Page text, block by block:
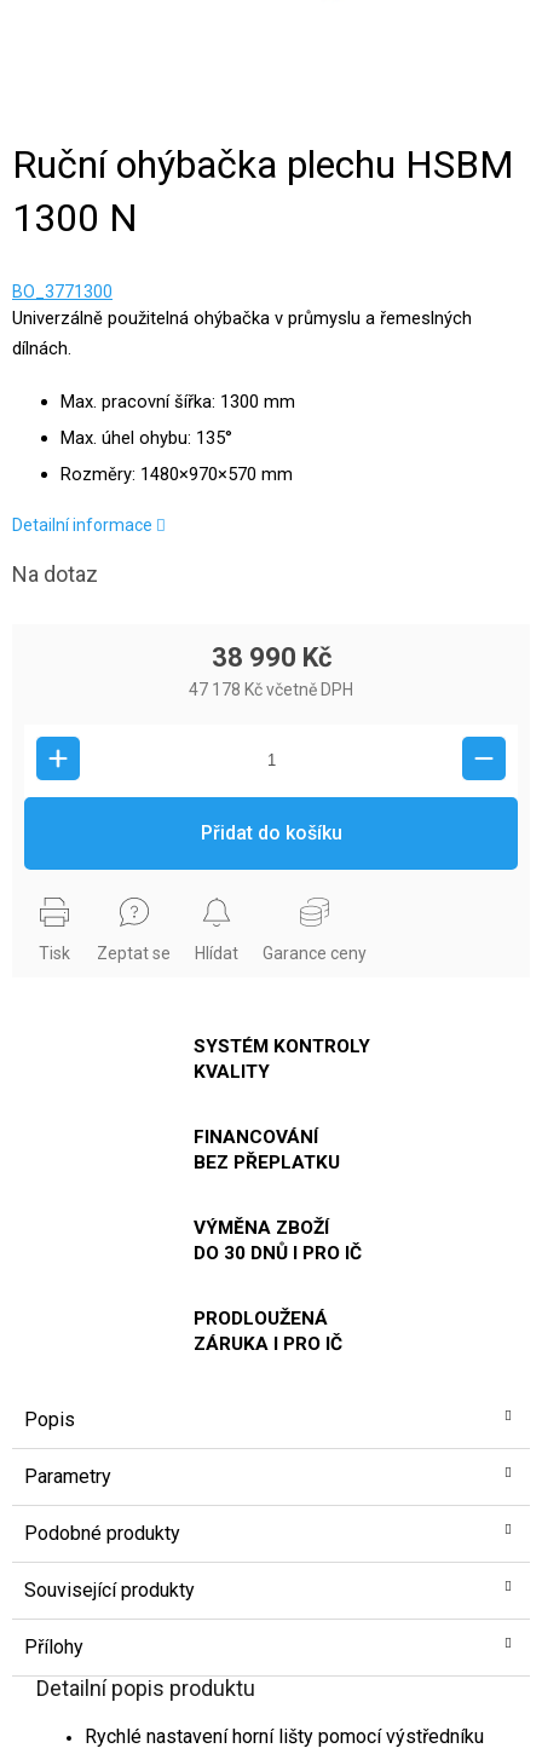
Ruční ohýbačka plechu HSBM
1300 N
BO_3771300
Univerzálně použitelná ohýbačka v průmyslu a řemeslných
dílnách.
Max. pracovní šířka: 1300 mm
Max. úhel ohybu: 135°
Rozměry: 1480×970×570 mm
Detailní informace
Na dotaz
38 990 Kč
47 178 Kč včetně DPH
Přidat do košíku
Tisk Zeptat se Hlídat Garance ceny
SYSTÉM KONTROLY
KVALITY
FINANCOVÁNÍ
BEZ PŘEPLATKU
VÝMĚNA ZBOŽÍ
DO 30 DNŮ I PRO IČ
PRODLOUŽENÁ
ZÁRUKA I PRO IČ
Popis
Parametry
Podobné produkty
Související produkty
Přílohy
Detailní popis produktu
Rychlé nastavení horní lišty pomocí výstředníku